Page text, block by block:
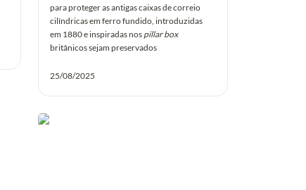
para proteger as antigas caixas de correio
cilíndricas em ferro fundido, introduzidas
em 1880 e inspiradas nos pillar box
britânicos sejam preservados
25/08/2025
Obras de repavimentação na Estrada